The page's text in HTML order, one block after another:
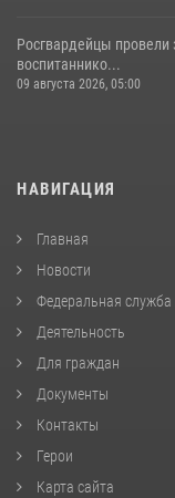
Росгвардейцы провели
воспитаннико...
09 августа 2026, 05:00
НАВИГАЦИЯ
Главная
Новости
Федеральная служба
Деятельность
Для граждан
Документы
Контакты
Герои
Карта сайта